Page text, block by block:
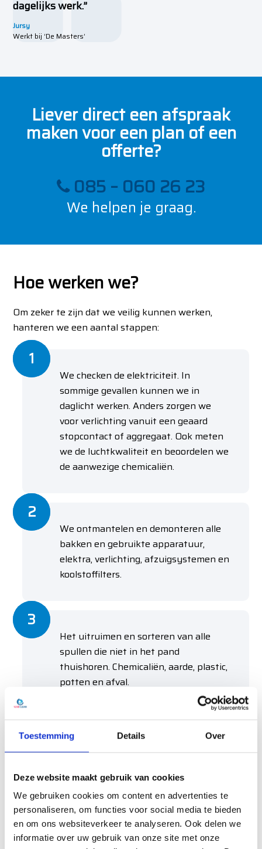
Toestemming Details Over
Deze website maakt gebruik van cookies
We gebruiken cookies om content en advertenties te
personaliseren, om functies voor social media te bieden
en om ons websiteverkeer te analyseren. Ook delen we
informatie over uw gebruik van onze site met onze
dagelijks werk.”
Jursy
Werkt bij ‘De Masters’
Liever direct een afspraak
maken voor een plan of een
offerte?
085 – 060 26 23
We helpen je graag.
Hoe werken we?
Om zeker te zijn dat we veilig kunnen werken,
hanteren we een aantal stappen:
We checken de elektriciteit. In
sommige gevallen kunnen we in
daglicht werken. Anders zorgen we
voor verlichting vanuit een geaard
stopcontact of aggregaat. Ook meten
we de luchtkwaliteit en beoordelen we
de aanwezige chemicaliën.
We ontmantelen en demonteren alle
bakken en gebruikte apparatuur,
elektra, verlichting, afzuigsystemen en
koolstoffilters.
Het uitruimen en sorteren van alle
spullen die niet in het pand
thuishoren. Chemicaliën, aarde, plastic,
potten en afval.
Schoonmaken en ontgeuren van alle
plafonds en vloeren. We besteden veel
aandacht aan vocht- en
schimmelplekken. Door die direct
grondig aan te pakken, kan verdere
schade voorkomen worden.